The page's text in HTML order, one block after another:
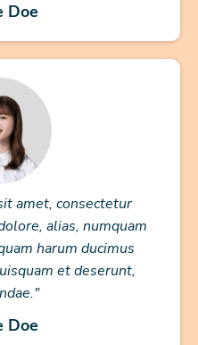
Doe
amet, consectetur
alias, numquam
harum ducimus
et deserunt,
Doe